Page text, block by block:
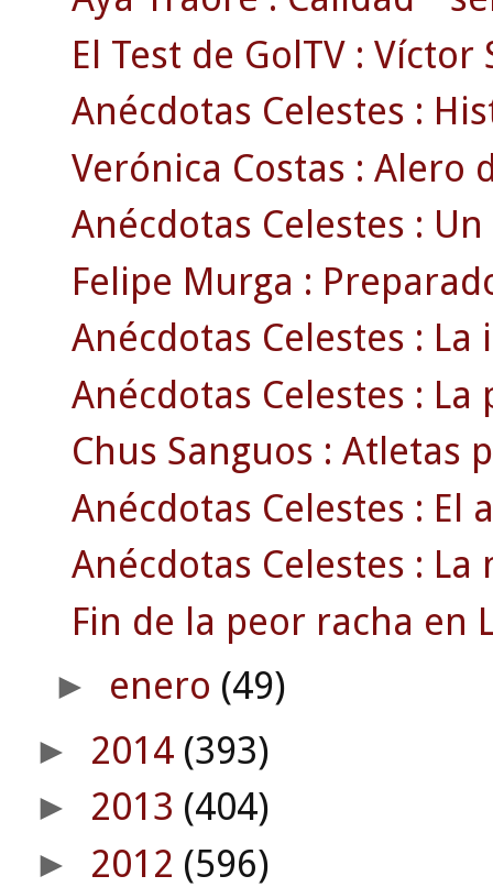
El Test de GolTV : Víctor
Anécdotas Celestes :
Verónica Costas : Alero
Anécdotas Celestes :
Felipe Murga :
Anécdotas Celestes :
Anécdotas Celestes :
Chus Sanguos : Atletas
Anécdotas Celestes : El
Anécdotas Celestes :
Fin de la peor racha en
► enero (49)
► 2014 (393)
► 2013 (404)
► 2012 (596)